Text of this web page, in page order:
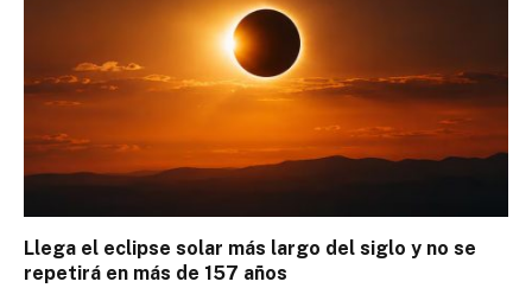
Llega el eclipse solar más largo del siglo y no se
repetirá en más de 157 años